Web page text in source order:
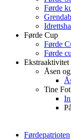
Førde
Førde Cup
Førde
Førde
Ekstraaktivitet
Åsen
Tine
Førdepatrioten